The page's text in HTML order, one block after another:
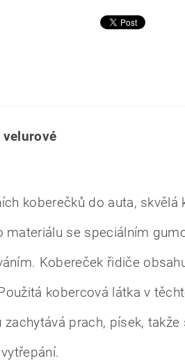
koberečků do auta,
materiálu se speciálním
Kobereček řidiče
kobercová látka v
prach, písek,